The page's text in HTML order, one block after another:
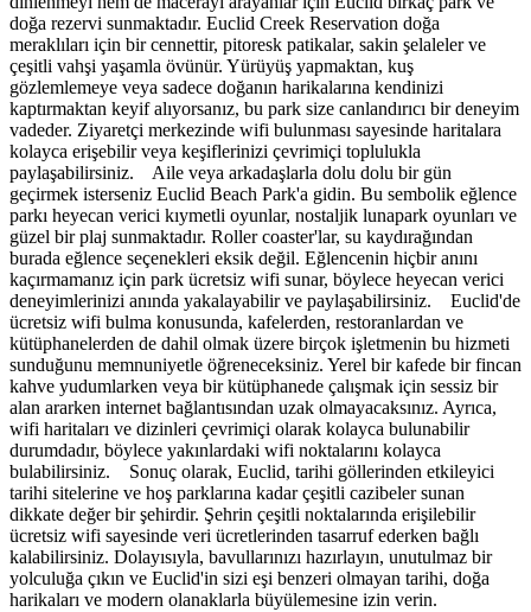
doğa rezervi sunmaktadır. Euclid Creek Reservation doğa
meraklıları için bir cennettir, pitoresk patikalar, sakin şelaleler ve
çeşitli vahşi yaşamla övünür. Yürüyüş yapmaktan, kuş
gözlemlemeye veya sadece doğanın harikalarına kendinizi
kaptırmaktan keyif alıyorsanız, bu park size canlandırıcı bir deneyim
vadeder. Ziyaretçi merkezinde wifi bulunması sayesinde haritalara
kolayca erişebilir veya keşiflerinizi çevrimiçi toplulukla
paylaşabilirsiniz. Aile veya arkadaşlarla dolu dolu bir gün
geçirmek isterseniz Euclid Beach Park'a gidin. Bu sembolik eğlence
parkı heyecan verici kıymetli oyunlar, nostaljik lunapark oyunları ve
güzel bir plaj sunmaktadır. Roller coaster'lar, su kaydırağından
burada eğlence seçenekleri eksik değil. Eğlencenin hiçbir anını
kaçırmamanız için park ücretsiz wifi sunar, böylece heyecan verici
deneyimlerinizi anında yakalayabilir ve paylaşabilirsiniz. Euclid'de
ücretsiz wifi bulma konusunda, kafelerden, restoranlardan ve
kütüphanelerden de dahil olmak üzere birçok işletmenin bu hizmeti
sunduğunu memnuniyetle öğreneceksiniz. Yerel bir kafede bir fincan
kahve yudumlarken veya bir kütüphanede çalışmak için sessiz bir
alan ararken internet bağlantısından uzak olmayacaksınız. Ayrıca,
wifi haritaları ve dizinleri çevrimiçi olarak kolayca bulunabilir
durumdadır, böylece yakınlardaki wifi noktalarını kolayca
bulabilirsiniz. Sonuç olarak, Euclid, tarihi göllerinden etkileyici
tarihi sitelerine ve hoş parklarına kadar çeşitli cazibeler sunan
dikkate değer bir şehirdir. Şehrin çeşitli noktalarında erişilebilir
ücretsiz wifi sayesinde veri ücretlerinden tasarruf ederken bağlı
kalabilirsiniz. Dolayısıyla, bavullarınızı hazırlayın, unutulmaz bir
yolculuğa çıkın ve Euclid'in sizi eşi benzeri olmayan tarihi, doğa
harikaları ve modern olanaklarla büyülemesine izin verin.